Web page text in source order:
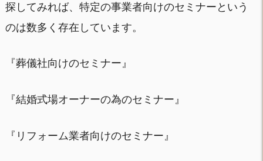
探してみれば、特定の事業者向けのセミナーという
のは数多く存在しています。
『葬儀社向けのセミナー』
『結婚式場オーナーの為のセミナー』
『リフォーム業者向けのセミナー』